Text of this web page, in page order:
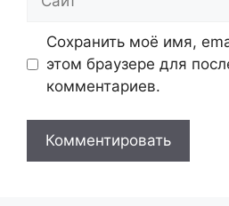
Сохранить моё имя,
этом браузере для
комментариев.